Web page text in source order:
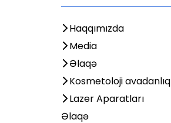
Haqqımızda
Media
Əlaqə
Kosmetoloji avadanlıq
Lazer Aparatları
Əlaqə